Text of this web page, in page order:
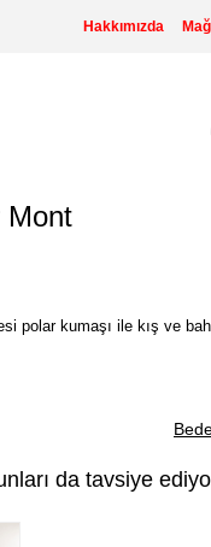
Hakkımızda
Mont
polar kumaşı ile kış ve
da tavsiye